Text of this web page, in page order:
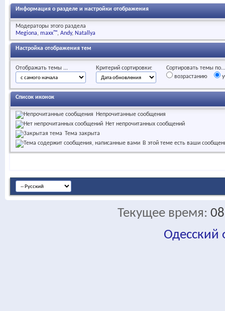
Информация о разделе и настройки отображения
Модераторы этого раздела
Megiona maxx™ Andy Natallya
Настройка отображения тем
Отображать темы ... Критерий сортировки:
Сортировать темы по...
возрастанию
Список иконок
Непрочитанные сообщения
Нет непрочитанных сообщений
Тема закрыта
В этой теме есть ваши
Текущее время:
Одесский